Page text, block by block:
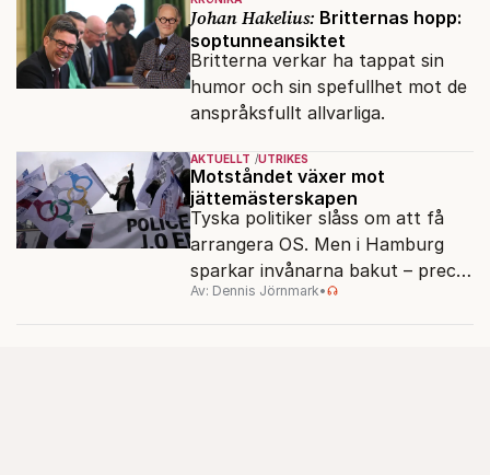
Johan Hakelius: Britternas hopp:
soptunneansiktet
Britterna verkar ha tappat sin
humor och sin spefullhet mot de
anspråksfullt allvarliga.
AKTUELLT UTRIKES
Motståndet växer mot
jättemästerskapen
Tyska politiker slåss om att få
arrangera OS. Men i Hamburg
sparkar invånarna bakut – precis
som de gjort tidigare i Paris,
Av: Dennis Jörnmark•